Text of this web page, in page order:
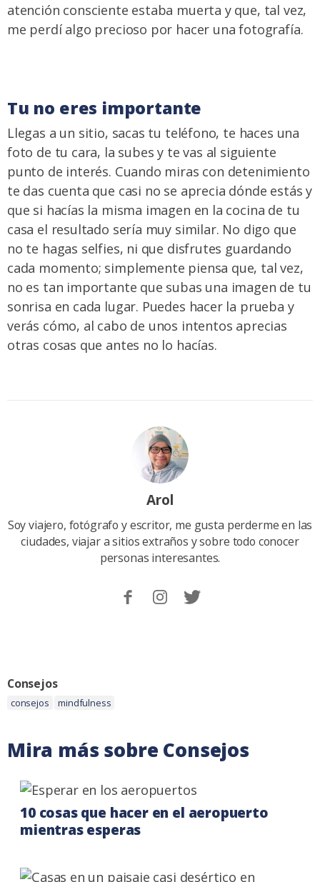
atención consciente estaba muerta y que, tal vez,
me perdí algo precioso por hacer una fotografía.
Tu no eres importante
Llegas a un sitio, sacas tu teléfono, te haces una
foto de tu cara, la subes y te vas al siguiente
punto de interés. Cuando miras con detenimiento
te das cuenta que casi no se aprecia dónde estás y
que si hacías la misma imagen en la cocina de tu
casa el resultado sería muy similar. No digo que
no te hagas selfies, ni que disfrutes guardando
cada momento; simplemente piensa que, tal vez,
no es tan importante que subas una imagen de tu
sonrisa en cada lugar. Puedes hacer la prueba y
verás cómo, al cabo de unos intentos aprecias
otras cosas que antes no lo hacías.
Arol
Soy viajero, fotógrafo y escritor, me gusta perderme en las
ciudades, viajar a sitios extraños y sobre todo conocer
personas interesantes.
SiguemeFollowFollow
Categoria:
Consejos
Etiquetas:
consejos mindfulness
Mira más sobre Consejos
10 cosas que hacer en el aeropuerto
mientras esperas